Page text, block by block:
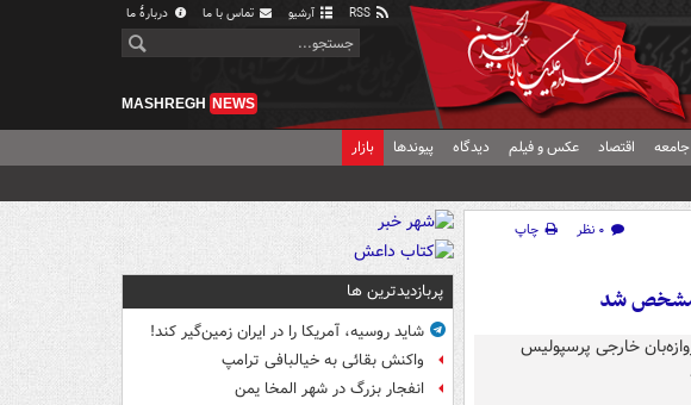
آرشیو تماس با ما دربارهٔ ما
MASHREGH NEWS
جامعه اقتصاد عکس و فیلم دیدگاه پیوندها بازار
۰ نظر
چاپ
مشخص شد پربازدیدترین ها
شاید روسیه، آمریکا را در ایران زمین‌گیر کند!
واکنش بقائی به خیالبافی ترامپ
انفجار بزرگ در شهر المخا یمن